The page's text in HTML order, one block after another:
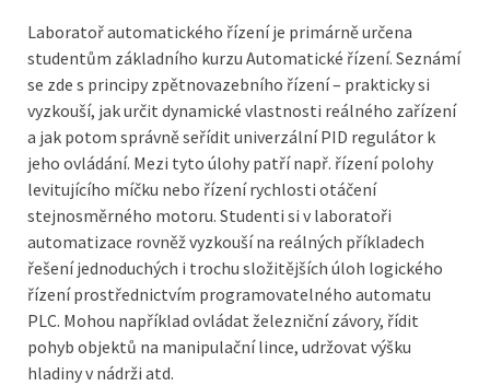
Laboratoř automatického řízení je primárně určena
studentům základního kurzu Automatické řízení. Seznámí
se zde s principy zpětnovazebního řízení – prakticky si
vyzkouší, jak určit dynamické vlastnosti reálného zařízení
a jak potom správně seřídit univerzální PID regulátor k
jeho ovládání. Mezi tyto úlohy patří např. řízení polohy
levitujícího míčku nebo řízení rychlosti otáčení
stejnosměrného motoru. Studenti si v laboratoři
automatizace rovněž vyzkouší na reálných příkladech
řešení jednoduchých i trochu složitějších úloh logického
řízení prostřednictvím programovatelného automatu
PLC. Mohou například ovládat železniční závory, řídit
pohyb objektů na manipulační lince, udržovat výšku
hladiny v nádrži atd.